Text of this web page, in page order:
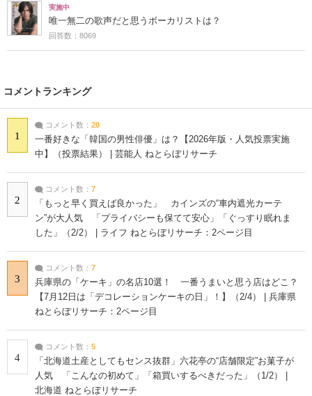
実施中
唯一無二の歌声だと思うボーカリストは？
回答数：8069
コメントランキング
1
コメント数： 20
一番好きな「韓国の男性俳優」は？【2026年版・人気投票実施
中】（投票結果） | 芸能人 ねとらぼリサーチ
2
コメント数： 7
「もっと早く買えば良かった」 カインズの“車内遮光カーテ
ン”が大人気 「プライバシーも保てて安心」「ぐっすり眠れま
した」（2/2） | ライフ ねとらぼリサーチ：2ページ目
3
コメント数： 7
兵庫県の「ケーキ」の名店10選！ 一番うまいと思う店はどこ？
【7月12日は「デコレーションケーキの日」！】（2/4） | 兵庫県
ねとらぼリサーチ：2ページ目
4
コメント数： 5
「北海道土産としてもセンス抜群」六花亭の“店舗限定”お菓子が
人気 「こんなの初めて」「箱買いするべきだった」（1/2） |
北海道 ねとらぼリサーチ